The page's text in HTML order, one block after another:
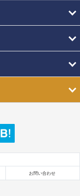
お問い合わせ